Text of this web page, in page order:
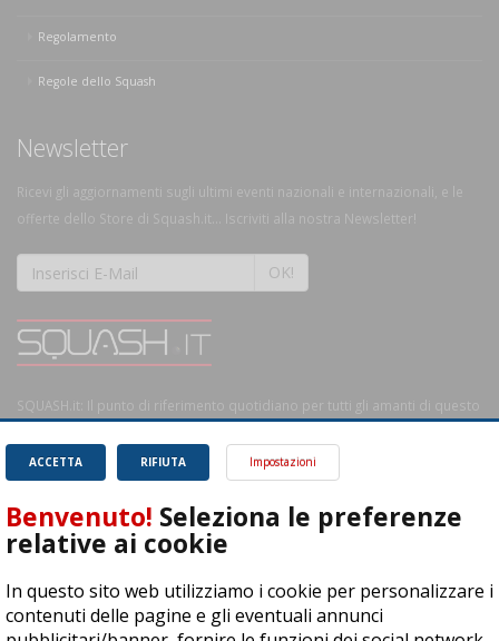
Regolamento
Regole dello Squash
Newsletter
Ricevi gli aggiornamenti sugli ultimi eventi nazionali e internazionali, e le
offerte dello Store di Squash.it... Iscriviti alla nostra Newsletter!
OK!
SQUASH.it: Il punto di riferimento quotidiano per tutti gli amanti di questo
RIFIUTA
ACCETTA Impostazioni
Benvenuto! Seleziona le preferenze
relative ai cookie
In questo sito web utilizziamo i cookie per personalizzare i
contenuti delle pagine e gli eventuali annunci
04278030988
© Copyright 2015 | All Rights Reserved - Powered byDynDevice